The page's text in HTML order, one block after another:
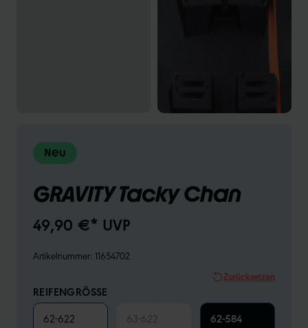
Neu
GRAVITY Tacky Chan
49,90 €* UVP
Artikelnummer: 11654702
Zurücksetzen
REIFENGRÖSSE
62-622 63-622 62-584